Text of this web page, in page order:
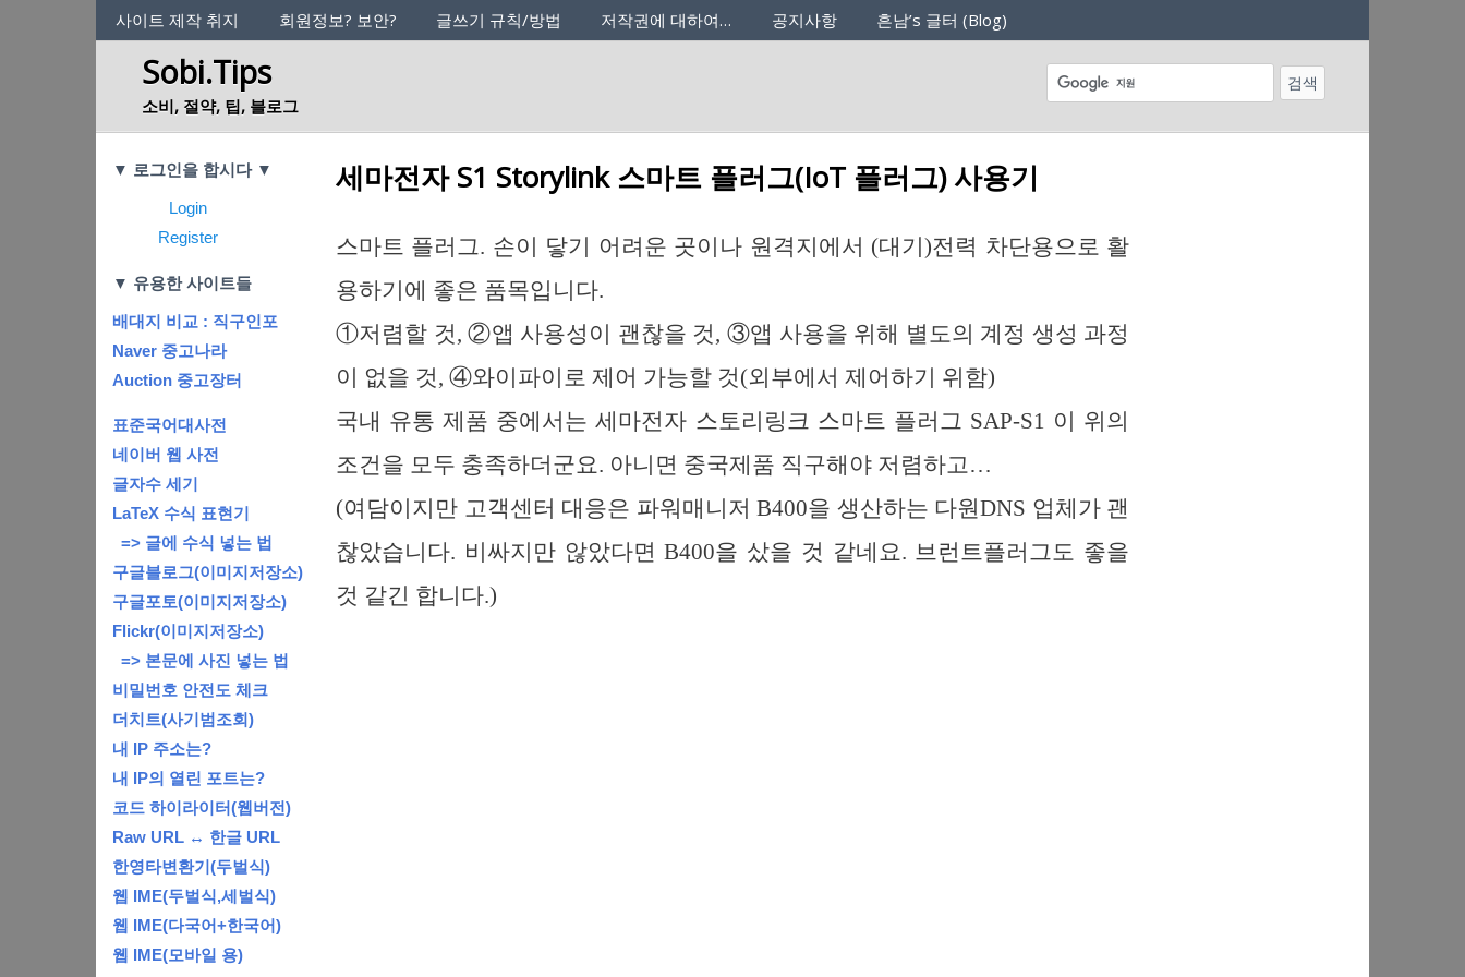
사이트의 정체성
사이트 제작 취지 회원정보? 보안? 글쓰기 규칙/방법 저작권에 대하여… 공지사항 흔남’s 글터 (Blog)
Sobi.Tips
소비, 절약, 팁, 블로그
Categories
세마전자 S1 Storylink 스마트 플러그(IoT 플러그) 사용기
스마트 플러그. 손이 닿기 어려운 곳이나 원격지에서 (대기)전력 차단용으로 활
용하기에 좋은 품목입니다.
①저렴할 것, ②앱 사용성이 괜찮을 것, ③앱 사용을 위해 별도의 계정 생성 과정
이 없을 것, ④와이파이로 제어 가능할 것(외부에서 제어하기 위함)
국내 유통 제품 중에서는 세마전자 스토리링크 스마트 플러그 SAP-S1 이 위의
조건을 모두 충족하더군요. 아니면 중국제품 직구해야 저렴하고…
(여담이지만 고객센터 대응은 파워매니저 B400을 생산하는 다원DNS 업체가 괜
찮았습니다. 비싸지만 않았다면 B400을 샀을 것 같네요. 브런트플러그도 좋을
것 같긴 합니다.)
▼ 로그인을 합시다 ▼
Login
Register
▼ 유용한 사이트들
배대지 비교 : 직구인포
Naver 중고나라
Auction 중고장터
표준국어대사전
네이버 웹 사전
글자수 세기
LaTeX 수식 표현기
=> 글에 수식 넣는 법
구글블로그(이미지저장소)
구글포토(이미지저장소)
Flickr(이미지저장소)
=> 본문에 사진 넣는 법
비밀번호 안전도 체크
더치트(사기범조회)
내 IP 주소는?
내 IP의 열린 포트는?
코드 하이라이터(웹버전)
Raw URL ↔ 한글 URL
한영타변환기(두벌식)
웹 IME(두벌식,세벌식)
웹 IME(다국어+한국어)
웹 IME(모바일 용)